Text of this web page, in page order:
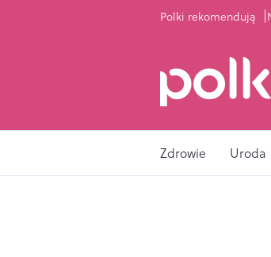
Polki rekomendują
Zdrowie Uroda